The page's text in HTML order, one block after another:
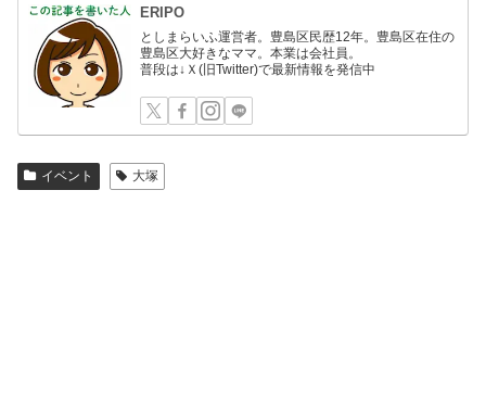
ERIPO
としまらいふ運営者。豊島区民歴12年。豊島区在住の
豊島区大好きなママ。本業は会社員。
普段は↓Ｘ(旧Twitter)で最新情報を発信中
イベント 大塚